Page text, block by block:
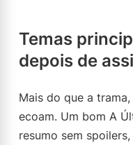
Temas
depois de
Mais do que a
ecoam. Um bom A
resumo sem